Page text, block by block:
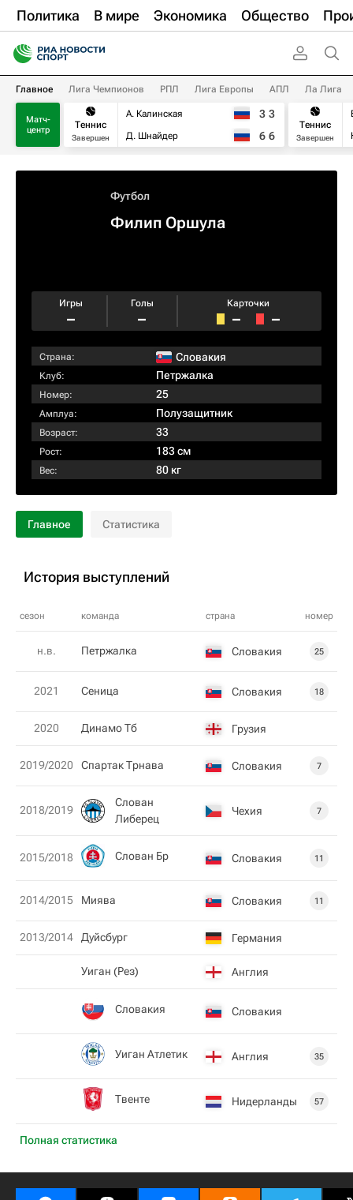
Политика В мире Экономика Общество
Главное Лига Чемпионов РПЛ Лига Европы АПЛ Ла Лига
Матч-
центр
Теннис
Завершен
А. Калинская
Д. Шнайдер
3 3
6 6
Теннис
Завершен
Футбол
Филип Оршула
Игры
–
Голы
–
Карточки
– –
Страна: Словакия
Клуб: Петржалка
Номер: 25
Амплуа: Полузащитник
Возраст: 33
Рост: 183 см
Вес: 80 кг
Главное Статистика
История выступлений
сезон команда страна номер
Полная статистика
н.в. Петржалка Словакия 25
2021 Сеница Словакия 18
2020 Динамо Тб Грузия
2019/2020 Спартак Трнава Словакия 7
2018/2019
Слован
Либерец
Чехия 7
2015/2018 Слован Бр Словакия 11
2014/2015 Миява Словакия 11
2013/2014 Дуйсбург Германия
Уиган (Рез) Англия
Словакия Словакия
Уиган Атлетик Англия 35
Твенте Нидерланды 57